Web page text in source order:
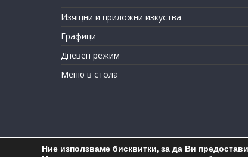
Изящни и приложни изкуства
Графици
Дневен режим
Меню в стола
Ние използваме бисквитки, за да Ви